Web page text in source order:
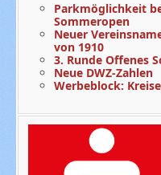
Parkmöglichkeit
Sommeropen
Neuer
von 1910
3. Runde Offenes
Neue DWZ-Zahlen
Werbeblock: